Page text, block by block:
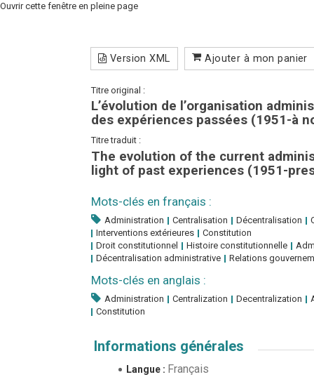
Ouvrir cette fenêtre en pleine page
Version XML Ajouter à mon panier
Titre original :
L’évolution de l’organisation
des expériences passées (1951-à
Titre traduit :
The evolution of the current
light of past experiences (1951-
Mots-clés en français :
Administration Centralisation Décentralisation
Interventions extérieures
Constitution
Droit constitutionnel
Histoire constitutionnelle
Décentralisation administrative
Relations
Mots-clés en anglais :
Administration Centralization Decentralization
Constitution
Informations générales
Langue : Français